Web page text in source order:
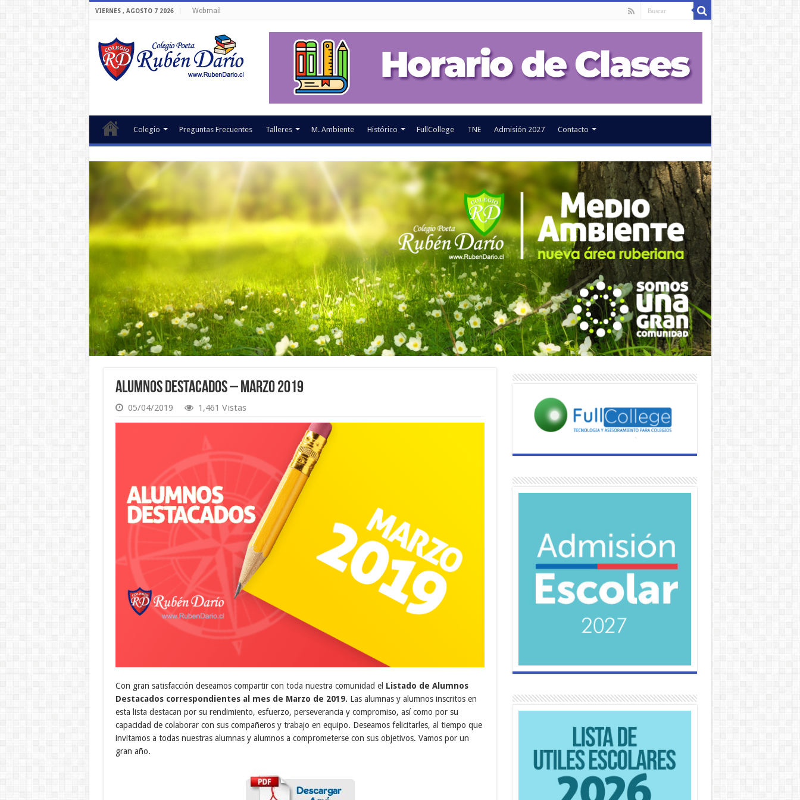
VIERNES , AGOSTO 7 2026 Webmail
Colegio Preguntas Frecuentes Talleres M. Ambiente Histórico FullCollege TNE Admisión 2027 Contacto
Alumnos Destacados – Marzo 2019
05/04/2019 1,461 Vistas
Con gran satisfacción deseamos compartir con toda nuestra comunidad el Listado de Alumnos
Destacados correspondientes al mes de Marzo de 2019. Las alumnas y alumnos inscritos en
esta lista destacan por su rendimiento, esfuerzo, perseverancia y compromiso, así como por su
capacidad de colaborar con sus compañeros y trabajo en equipo. Deseamos felicitarles, al tiempo que
invitamos a todas nuestras alumnas y alumnos a comprometerse con sus objetivos. Vamos por un
gran año.